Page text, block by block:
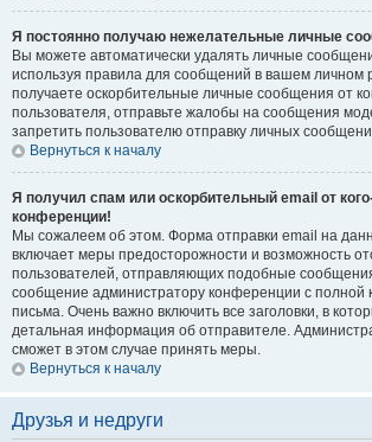
Я постоянно получаю нежелательные личные
Вы можете автоматически удалять личные
используя правила для сообщений в вашем личном
получаете оскорбительные личные сообщения от
пользователя, отправьте жалобы на сообщения
запретить пользователю отправку личных
Вернуться к началу
Я получил спам или оскорбительный email от
конференции!
Мы сожалеем об этом. Форма отправки email на
включает меры предосторожности и возможность
пользователей, отправляющих подобные
сообщение администратору конференции с полной
письма. Очень важно включить все заголовки, в
детальная информация об отправителе.
сможет в этом случае принять меры.
Вернуться к началу
Друзья и недруги